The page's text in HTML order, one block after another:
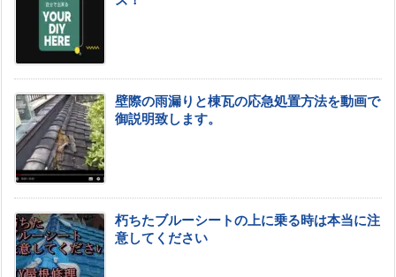
壁際の雨漏りと棟瓦の応急処置方法を動画で
御説明致します。
朽ちたブルーシートの上に乗る時は本当に注
意してください